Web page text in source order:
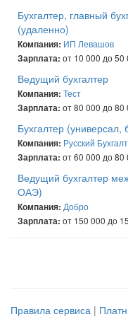
Бухгалтер, главный
(удаленно)
Компания: ИП Левашов
Зарплата: от 10 000 до 50
Ведущий бухгалтер
Компания: Тест
Зарплата: от 80 000 до 80
Бухгалтер (универсал,
Компания: Русский
Зарплата: от 60 000 до 80
Ведущий бухгалтер
ОАЭ)
Компания: Добро
Зарплата: от 150 000 до
Правила сервиса |